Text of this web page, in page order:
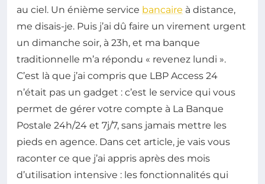
au ciel. Un énième service bancaire à distance,
me disais-je. Puis j’ai dû faire un virement urgent
un dimanche soir, à 23h, et ma banque
traditionnelle m’a répondu « revenez lundi ».
C’est là que j’ai compris que LBP Access 24
n’était pas un gadget : c’est le service qui vous
permet de gérer votre compte à La Banque
Postale 24h/24 et 7j/7, sans jamais mettre les
pieds en agence. Dans cet article, je vais vous
raconter ce que j’ai appris après des mois
d’utilisation intensive : les fonctionnalités qui